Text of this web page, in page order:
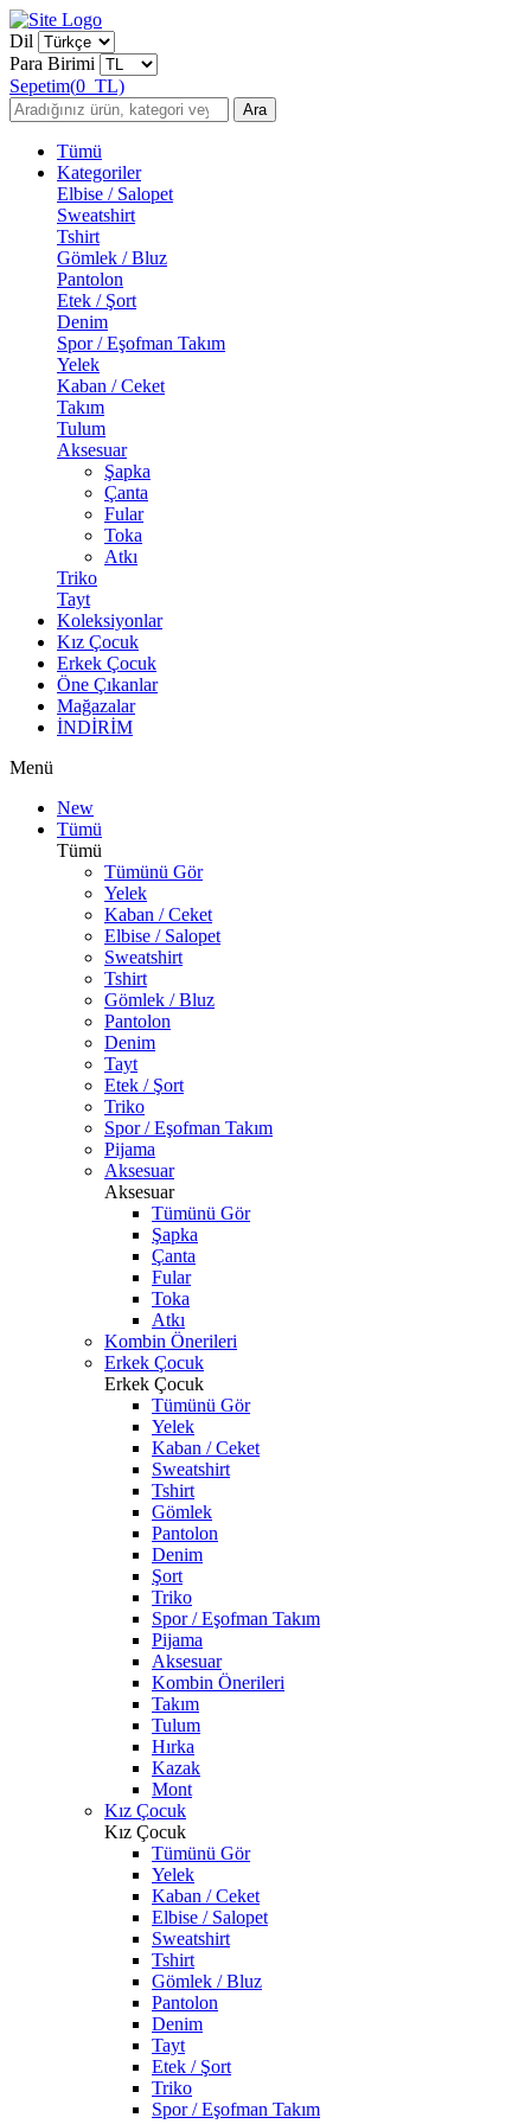
Dil
Para Birimi
Sepetim(0 TL)
Ara
Tümü
Kategoriler
Elbise / Salopet
Sweatshirt
Tshirt
Gömlek / Bluz
Pantolon
Etek / Şort
Denim
Spor / Eşofman Takım
Yelek
Kaban / Ceket
Takım
Tulum
Aksesuar
Şapka
Çanta
Fular
Toka
Atkı
Triko
Tayt
Koleksiyonlar
Kız Çocuk
Erkek Çocuk
Öne Çıkanlar
Mağazalar
İNDİRİM
Menü
New
Tümü
Tümü
Tümünü Gör
Yelek
Kaban / Ceket
Elbise / Salopet
Sweatshirt
Tshirt
Gömlek / Bluz
Pantolon
Denim
Tayt
Etek / Şort
Triko
Spor / Eşofman Takım
Pijama
Aksesuar
Aksesuar
Tümünü Gör
Şapka
Çanta
Fular
Toka
Atkı
Kombin Önerileri
Erkek Çocuk
Erkek Çocuk
Tümünü Gör
Yelek
Kaban / Ceket
Sweatshirt
Tshirt
Gömlek
Pantolon
Denim
Şort
Triko
Spor / Eşofman Takım
Pijama
Aksesuar
Kombin Önerileri
Takım
Tulum
Hırka
Kazak
Mont
Kız Çocuk
Kız Çocuk
Tümünü Gör
Yelek
Kaban / Ceket
Elbise / Salopet
Sweatshirt
Tshirt
Gömlek / Bluz
Pantolon
Denim
Tayt
Etek / Şort
Triko
Spor / Eşofman Takım